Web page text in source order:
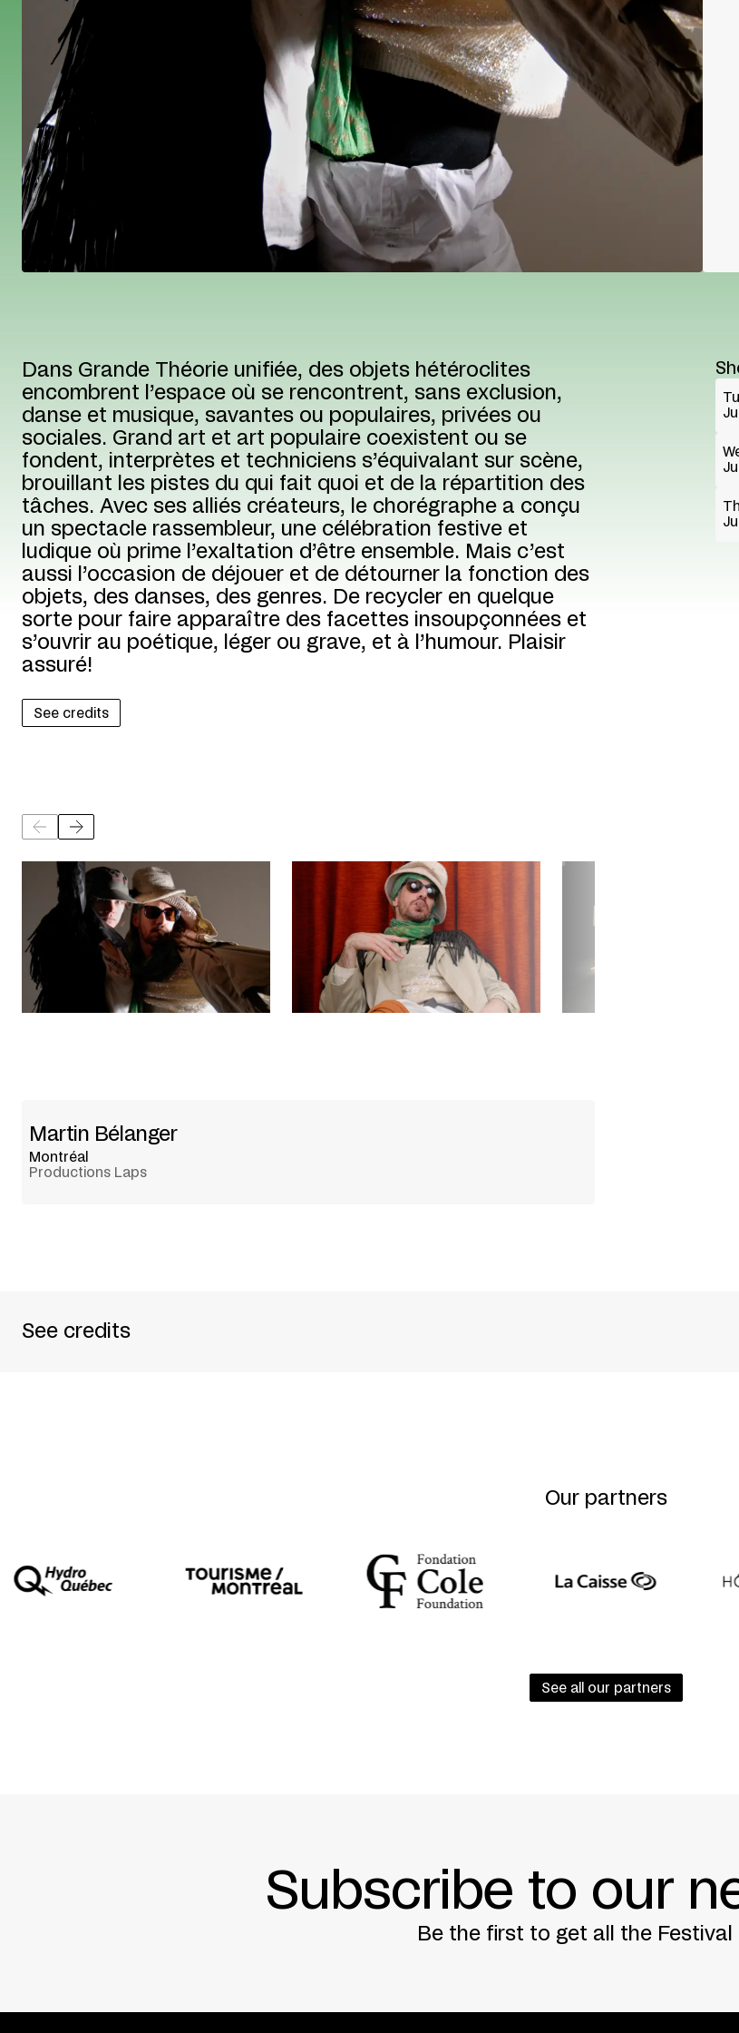
Dans Grande Théorie unifiée, des objets hétéroclites
encombrent l’espace où se rencontrent, sans exclusion,
danse et musique, savantes ou populaires, privées ou
sociales. Grand art et art populaire coexistent ou se
fondent, interprètes et techniciens s’équivalant sur scène,
brouillant les pistes du qui fait quoi et de la répartition des
tâches. Avec ses alliés créateurs, le chorégraphe a conçu
un spectacle rassembleur, une célébration festive et
ludique où prime l’exaltation d’être ensemble. Mais c’est
aussi l’occasion de déjouer et de détourner la fonction des
objets, des danses, des genres. De recycler en quelque
sorte pour faire apparaître des facettes insoupçonnées et
s’ouvrir au poétique, léger ou grave, et à l’humour. Plaisir
assuré!
See credits
Martin Bélanger
Montréal
Productions Laps
See credits
Lumière : Jean Jauvin
Assistances artistiques : Julie-Andrée T., Marie-Andrée Gougeon
En collaboration avec l’Agora de la danse
Our partners
See all our partners
Subscribe to our
Be the first to get all the Festival